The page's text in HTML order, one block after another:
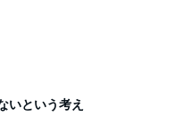
いという考え